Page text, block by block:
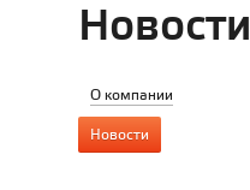
Новости
О компании
Новости